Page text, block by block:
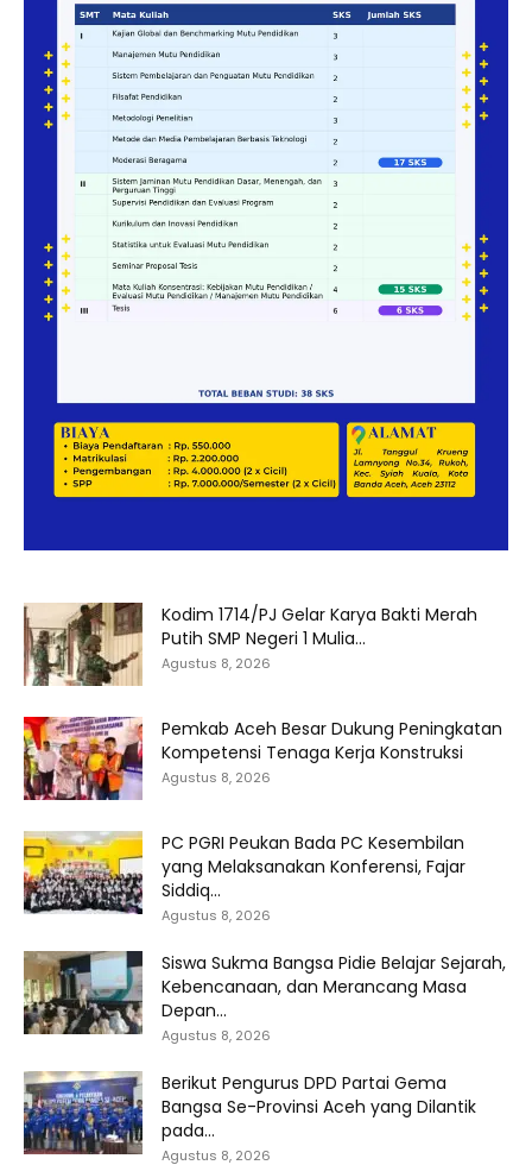
Kodim 1714/PJ Gelar Karya Bakti Merah
Putih SMP Negeri 1 Mulia...
Agustus 8, 2026
Pemkab Aceh Besar Dukung Peningkatan
Kompetensi Tenaga Kerja Konstruksi
Agustus 8, 2026
PC PGRI Peukan Bada PC Kesembilan
yang Melaksanakan Konferensi, Fajar
Siddiq...
Agustus 8, 2026
Siswa Sukma Bangsa Pidie Belajar Sejarah,
Kebencanaan, dan Merancang Masa
Depan...
Agustus 8, 2026
Berikut Pengurus DPD Partai Gema
Bangsa Se-Provinsi Aceh yang Dilantik
pada...
Agustus 8, 2026